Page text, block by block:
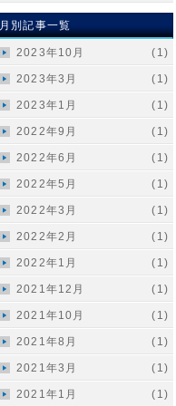
月別記事一覧
2023年10月 (1)
2023年3月 (1)
2023年1月 (1)
2022年9月 (1)
2022年6月 (1)
2022年5月 (1)
2022年3月 (1)
2022年2月 (1)
2022年1月 (1)
2021年12月 (1)
2021年10月 (1)
2021年8月 (1)
2021年3月 (1)
2021年1月 (1)